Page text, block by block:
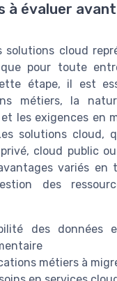
à évaluer
solutions cloud
pour toute
étape, il est
métiers, la
les exigences en
solutions cloud,
cloud public
variés en
des
des données
métiers à